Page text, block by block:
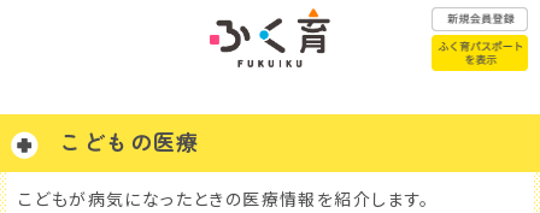
ふく育パスポートはこちら
こどもの医療
こどもが病気になったときの医療情報を紹介します。